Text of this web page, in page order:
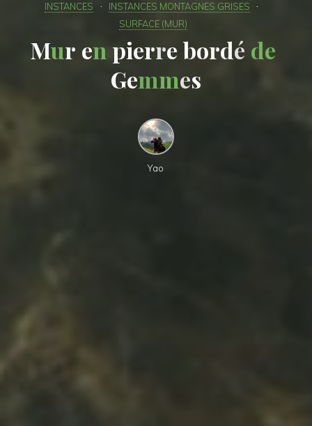
INSTANCES
INSTANCES MONTAGNES GRISES
SURFACE (MUR)
M
Mur en pierre bor
rd
dé de
Gemme
es
Yao